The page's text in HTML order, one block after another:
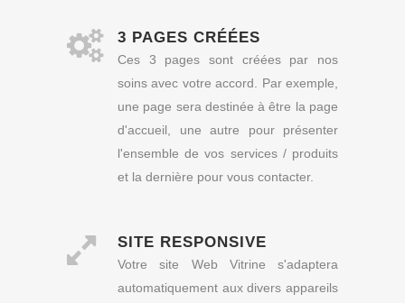
3 PAGES CRÉÉES
Ces 3 pages sont créées par nos
soins avec votre accord. Par exemple,
une page sera destinée à être la page
d'accueil, une autre pour présenter
l'ensemble de vos services / produits
et la dernière pour vous contacter.
SITE RESPONSIVE
Votre site Web Vitrine s'adaptera
automatiquement aux divers appareils